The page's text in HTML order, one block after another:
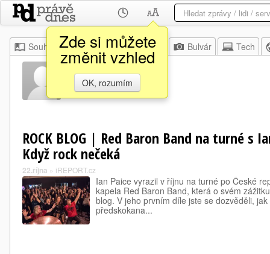
Zde si můžete
změnit vzhled
OK, rozumím
Souhrn Moje Z domova Bulvár Tech
Jirka Fidler
ROCK BLOG | Red Baron Band na turné s
Když rock nečeká
22.října » iREPORT.cz
Ian Paice vyrazil v říjnu na turné po České
kapela Red Baron Band, která o svém
blog. V jeho prvním díle jste se dozvěděli,
předskokana...